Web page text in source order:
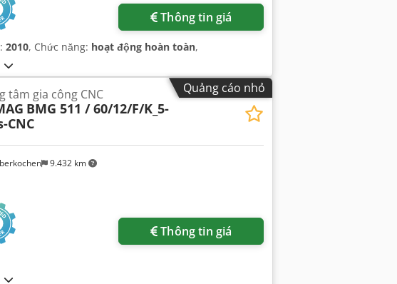
Thông tin giá
2010, Chức năng: hoạt động hoàn toàn,
Quảng cáo nhỏ
9.432 km
tâm gia công CNC
BMG 511 / 60/12/F/K_5-
CNC
Thông tin giá